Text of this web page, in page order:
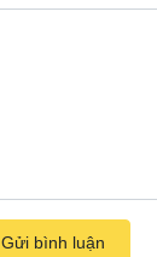
Gửi bình luận